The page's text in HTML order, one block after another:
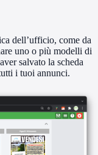
dell’ufficio, come da
uno o più modelli di
salvato la scheda
i tuoi annunci.